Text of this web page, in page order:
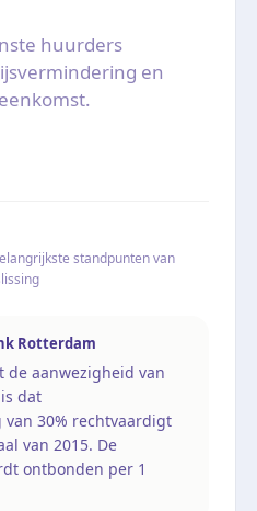
huurders
en
standpunten van
Rotterdam
de aanwezigheid van
dat
30% rechtvaardigt
van 2015. De
ontbonden per 1